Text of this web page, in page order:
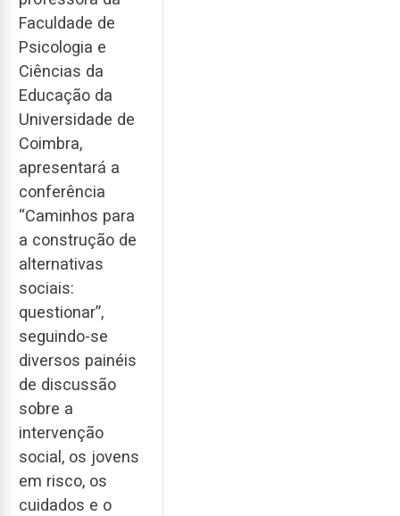
Faculdade de
Psicologia e
Ciências da
Educação da
Universidade de
Coimbra,
apresentará a
conferência
“Caminhos para
a construção de
alternativas
sociais:
questionar”,
seguindo-se
diversos painéis
de discussão
sobre a
intervenção
social, os jovens
em risco, os
cuidados e o